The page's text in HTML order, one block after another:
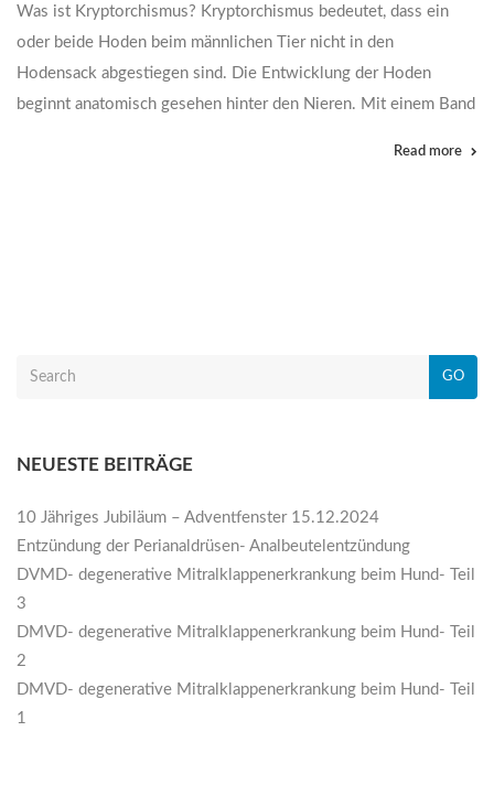
Was ist Kryptorchismus? Kryptorchismus bedeutet, dass ein
oder beide Hoden beim männlichen Tier nicht in den
Hodensack abgestiegen sind. Die Entwicklung der Hoden
beginnt anatomisch gesehen hinter den Nieren. Mit einem Band
Read more
GO
NEUESTE BEITRÄGE
10 Jähriges Jubiläum – Adventfenster 15.12.2024
Entzündung der Perianaldrüsen- Analbeutelentzündung
DVMD- degenerative Mitralklappenerkrankung beim Hund- Teil
3
DMVD- degenerative Mitralklappenerkrankung beim Hund- Teil
2
DMVD- degenerative Mitralklappenerkrankung beim Hund- Teil
1